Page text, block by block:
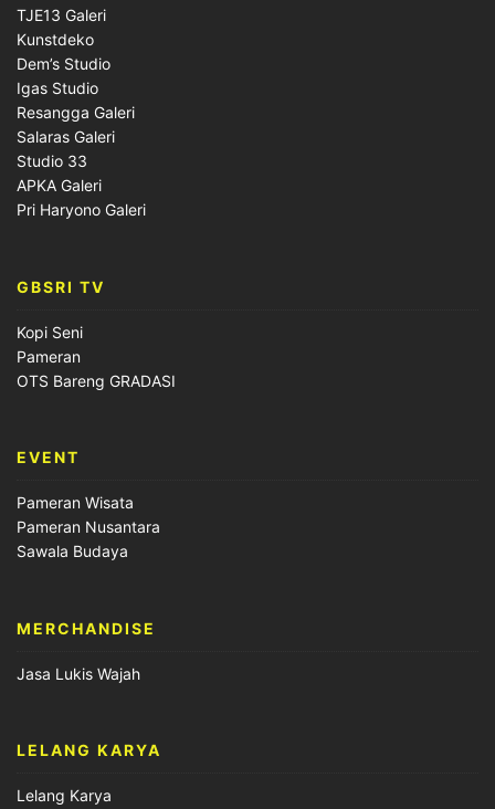
TJE13 Galeri
Kunstdeko
Dem’s Studio
Igas Studio
Resangga Galeri
Salaras Galeri
Studio 33
APKA Galeri
Pri Haryono Galeri
GBSRI TV
Kopi Seni
Pameran
OTS Bareng GRADASI
EVENT
Pameran Wisata
Pameran Nusantara
Sawala Budaya
MERCHANDISE
Jasa Lukis Wajah
LELANG KARYA
Lelang Karya